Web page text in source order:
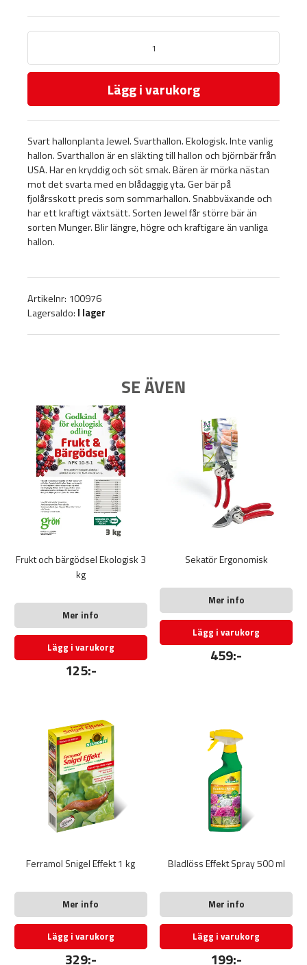
Lägg i varukorg
Svart hallonplanta Jewel. Svarthallon. Ekologisk. Inte vanlig
hallon. Svarthallon är en släkting till hallon och björnbär från
USA. Har en kryddig och söt smak. Bären är mörka nästan
mot det svarta med en blådaggig yta. Ger bär på
fjolårsskott precis som sommarhallon. Snabbväxande och
har ett kraftigt växtsätt. Sorten Jewel får större bär än
sorten Munger. Blir längre, högre och kraftigare än vanliga
hallon.
Artikelnr: 100976
Lagersaldo: I lager
SE ÄVEN
Frukt och bärgödsel Ekologisk 3
kg
Mer info
Lägg i varukorg
125:-
Sekatör Ergonomisk
Mer info
Lägg i varukorg
459:-
Ferramol Snigel Effekt 1 kg
Mer info
Lägg i varukorg
329:-
Bladlöss Effekt Spray 500 ml
Mer info
Lägg i varukorg
199:-